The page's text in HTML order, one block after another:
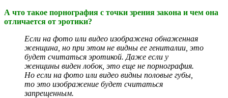
А что такое порнография с точки зрения закона и чем она
отличается от эротики?
Если на фото или видео изображена обнаженная
женщина, но при этом не видны ее гениталии, это
будет считаться эротикой. Даже если у
женщины виден лобок, это еще не порнография.
Но если на фото или видео видны половые губы,
то это изображение будет считаться
запрещенным.